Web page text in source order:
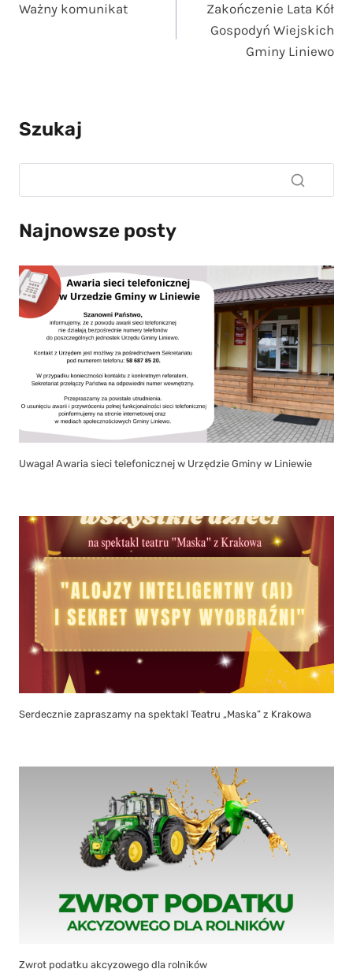
wpisu
Ważny komunikat
Zakończenie Lata Kół
Gospodyń Wiejskich
Gminy Liniewo
Szukaj
Najnowsze posty
Uwaga! Awaria sieci telefonicznej w Urzędzie Gminy w Liniewie
Serdecznie zapraszamy na spektakl Teatru „Maska” z Krakowa
Zwrot podatku akcyzowego dla rolników